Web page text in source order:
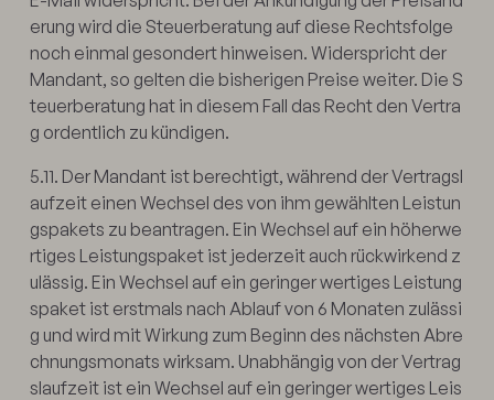
erung wird die Steuerberatung auf diese Rechtsfolge
noch einmal gesondert hinweisen. Widerspricht der
Mandant, so gelten die bisherigen Preise weiter. Die S
teuerberatung hat in diesem Fall das Recht den Vertra
g ordentlich zu kündigen.
5.11. Der Mandant ist berechtigt, während der Vertragsl
aufzeit einen Wechsel des von ihm gewählten Leistun
gspakets zu beantragen. Ein Wechsel auf ein höherwe
rtiges Leistungspaket ist jederzeit auch rückwirkend z
ulässig. Ein Wechsel auf ein geringer wertiges Leistung
spaket ist erstmals nach Ablauf von 6 Monaten zulässi
g und wird mit Wirkung zum Beginn des nächsten Abre
chnungsmonats wirksam. Unabhängig von der Vertrag
slaufzeit ist ein Wechsel auf ein geringer wertiges Leis